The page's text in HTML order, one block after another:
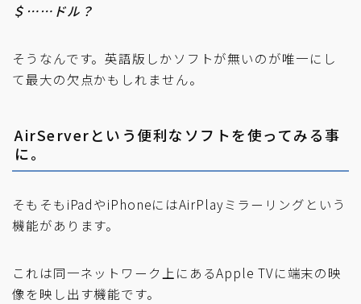
＄……ドル？
そうなんです。英語版しかソフトが無いのが唯一にし
て最大の欠点かもしれません。
AirServerという便利なソフトを使ってみる事
に。
そもそもiPadやiPhoneにはAirPlayミラーリングという
機能があります。
これは同一ネットワーク上にあるApple TVに端末の映
像を映し出す機能です。